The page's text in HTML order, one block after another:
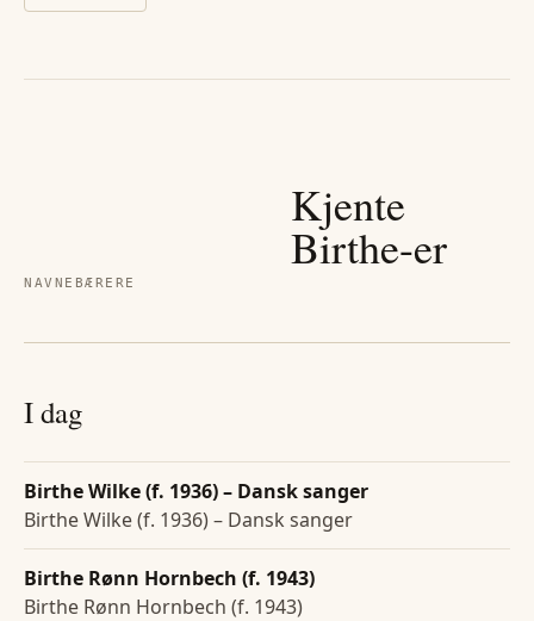
NAVNEBÆRERE
Kjente
Birthe-er
I dag
Birthe Wilke (f. 1936) – Dansk sanger
Birthe Wilke (f. 1936) – Dansk sanger
Birthe Rønn Hornbech (f. 1943)
Birthe Rønn Hornbech (f. 1943)